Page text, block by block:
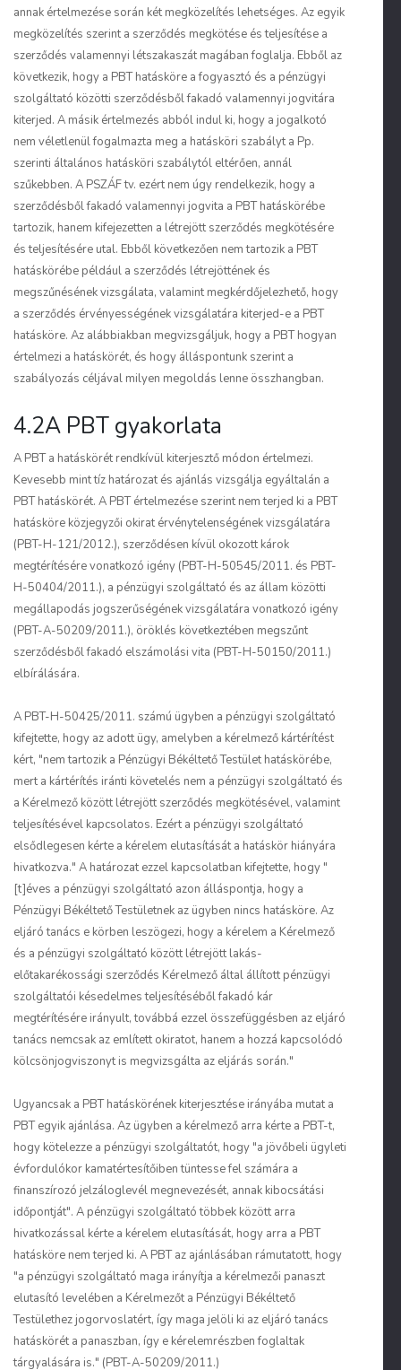
annak értelmezése során két megközelítés lehetséges. Az egyik
megközelítés szerint a szerződés megkötése és teljesítése a
szerződés valamennyi létszakaszát magában foglalja. Ebből az
következik, hogy a PBT hatásköre a fogyasztó és a pénzügyi
szolgáltató közötti szerződésből fakadó valamennyi jogvitára
kiterjed. A másik értelmezés abból indul ki, hogy a jogalkotó
nem véletlenül fogalmazta meg a hatásköri szabályt a Pp.
szerinti általános hatásköri szabálytól eltérően, annál
szűkebben. A PSZÁF tv. ezért nem úgy rendelkezik, hogy a
szerződésből fakadó valamennyi jogvita a PBT hatáskörébe
tartozik, hanem kifejezetten a létrejött szerződés megkötésére
és teljesítésére utal. Ebből következően nem tartozik a PBT
hatáskörébe például a szerződés létrejöttének és
megszűnésének vizsgálata, valamint megkérdőjelezhető, hogy
a szerződés érvényességének vizsgálatára kiterjed-e a PBT
hatásköre. Az alábbiakban megvizsgáljuk, hogy a PBT hogyan
értelmezi a hatáskörét, és hogy álláspontunk szerint a
szabályozás céljával milyen megoldás lenne összhangban.
4.2A PBT gyakorlata
A PBT a hatáskörét rendkívül kiterjesztő módon értelmezi.
Kevesebb mint tíz határozat és ajánlás vizsgálja egyáltalán a
PBT hatáskörét. A PBT értelmezése szerint nem terjed ki a PBT
hatásköre közjegyzői okirat érvénytelenségének vizsgálatára
(PBT-H-121/2012.), szerződésen kívül okozott károk
megtérítésére vonatkozó igény (PBT-H-50545/2011. és PBT-
H-50404/2011.), a pénzügyi szolgáltató és az állam közötti
megállapodás jogszerűségének vizsgálatára vonatkozó igény
(PBT-A-50209/2011.), öröklés következtében megszűnt
szerződésből fakadó elszámolási vita (PBT-H-50150/2011.)
elbírálására.
A PBT-H-50425/2011. számú ügyben a pénzügyi szolgáltató
kifejtette, hogy az adott ügy, amelyben a kérelmező kártérítést
kért, "nem tartozik a Pénzügyi Békéltető Testület hatáskörébe,
mert a kártérítés iránti követelés nem a pénzügyi szolgáltató és
a Kérelmező között létrejött szerződés megkötésével, valamint
teljesítésével kapcsolatos. Ezért a pénzügyi szolgáltató
elsődlegesen kérte a kérelem elutasítását a hatáskör hiányára
hivatkozva." A határozat ezzel kapcsolatban kifejtette, hogy "
[t]éves a pénzügyi szolgáltató azon álláspontja, hogy a
Pénzügyi Békéltető Testületnek az ügyben nincs hatásköre. Az
eljáró tanács e körben leszögezi, hogy a kérelem a Kérelmező
és a pénzügyi szolgáltató között létrejött lakás-
előtakarékossági szerződés Kérelmező által állított pénzügyi
szolgáltatói késedelmes teljesítéséből fakadó kár
megtérítésére irányult, továbbá ezzel összefüggésben az eljáró
tanács nemcsak az említett okiratot, hanem a hozzá kapcsolódó
kölcsönjogviszonyt is megvizsgálta az eljárás során."
Ugyancsak a PBT hatáskörének kiterjesztése irányába mutat a
PBT egyik ajánlása. Az ügyben a kérelmező arra kérte a PBT-t,
hogy kötelezze a pénzügyi szolgáltatót, hogy "a jövőbeli ügyleti
évfordulókor kamatértesítőiben tüntesse fel számára a
finanszírozó jelzáloglevél megnevezését, annak kibocsátási
időpontját". A pénzügyi szolgáltató többek között arra
hivatkozással kérte a kérelem elutasítását, hogy arra a PBT
hatásköre nem terjed ki. A PBT az ajánlásában rámutatott, hogy
"a pénzügyi szolgáltató maga irányítja a kérelmezői panaszt
elutasító levelében a Kérelmezőt a Pénzügyi Békéltető
Testülethez jogorvoslatért, így maga jelöli ki az eljáró tanács
hatáskörét a panaszban, így e kérelemrészben foglaltak
tárgyalására is." (PBT-A-50209/2011.)